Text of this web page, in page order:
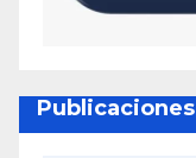
Publicaciones